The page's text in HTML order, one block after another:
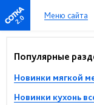
2.0 Меню сайта
Популярные
Новинки мягкой
Новинки кухонь